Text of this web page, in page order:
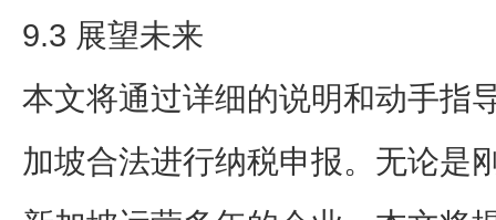
9.3 展望未来
本文将通过详细的说明和动手指
加坡合法进行纳税申报。无论是